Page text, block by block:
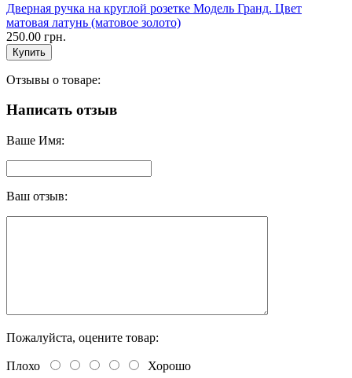
Дверная ручка на круглой розетке Модель Гранд. Цвет
матовая латунь (матовое золото)
250.00 грн.
Отзывы о товаре:
Написать отзыв
Ваше Имя:
Ваш отзыв:
Пожалуйста, оцените товар:
Плохо
Хорошо